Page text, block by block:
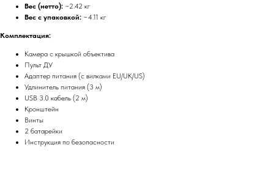
Вес (нетто): ~2.42 кг
Вес с упаковкой: ~4.11 кг
Комплектация:
Камера с крышкой объектива
Пульт ДУ
Адаптер питания (с вилками EU/UK/US)
Удлинитель питания (3 м)
USB 3.0 кабель (2 м)
Кронштейн
Винты
2 батарейки
Инструкция по безопасности